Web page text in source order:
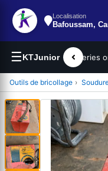
Localisation
Bafoussam,
☰KTJunior
portables Batteries
Outils de bricollage ›